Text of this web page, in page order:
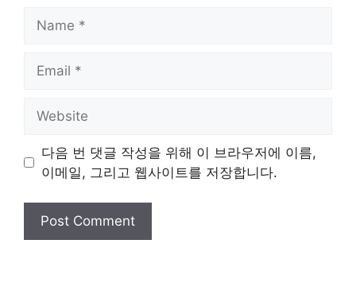
다음 번 댓글 작성을 위해 이 브라우저에 이름,
이메일, 그리고 웹사이트를 저장합니다.